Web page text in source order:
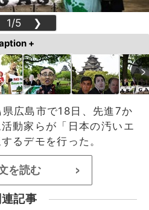
1/5 ❯
+
県広島市で18日、先進7か
動家らが「日本の汚いエ
るデモを行った。
を読む >
記事